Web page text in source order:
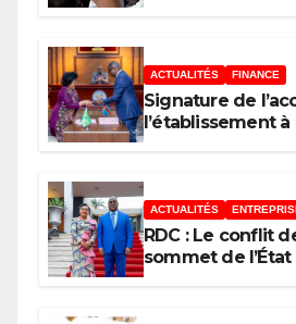
ACTUALITÉS FINANCE
Signature de
l’établissement
pour le
l’Afrique (AUDA-
ACTUALITÉS
RDC : Le conflit
sommet de l’État